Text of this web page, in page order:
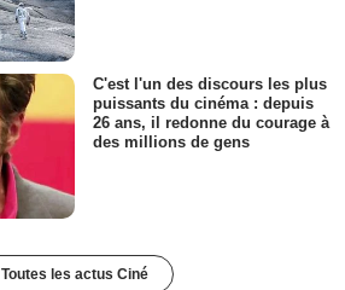
C'est l'un des discours les plus
puissants du cinéma : depuis
26 ans, il redonne du courage à
des millions de gens
Toutes les actus Ciné